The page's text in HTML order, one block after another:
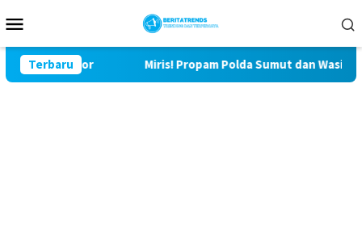
ke
Mobile
Terbaru
Bulu Lor Miris! Propam Polda Sumut dan Wasidik